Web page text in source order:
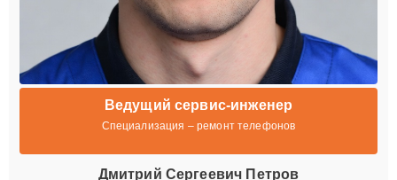
Ведущий сервис-инженер
Специализация – ремонт телефонов
Дмитрий Сергеевич Петров